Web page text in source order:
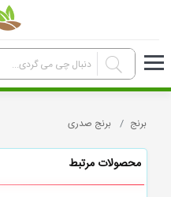
برنج برنج صدری
محصولات مرتبط